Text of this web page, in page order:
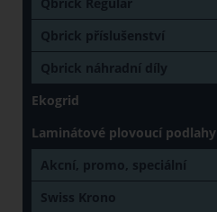
Qbrick příslušenství
Qbrick náhradní díly
Ekogrid
Laminátové plovoucí podlahy
Akcní, promo, speciální
Swiss Krono